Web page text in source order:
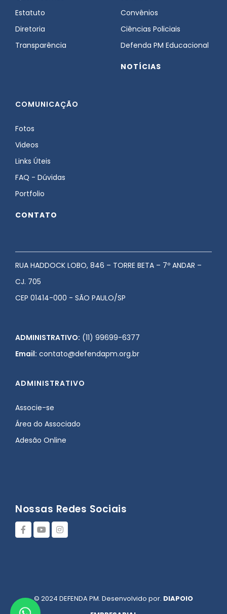
Estatuto
Diretoria
Transparência
Convênios
Ciências Policiais
Defenda PM Educacional
NOTÍCIAS
COMUNICAÇÃO
Fotos
Videos
Links Úteis
FAQ - Dúvidas
Portfolio
CONTATO
RUA HADDOCK LOBO, 846 – TORRE BETA – 7º ANDAR –
CJ. 705
CEP 01414-000 - SÃO PAULO/SP
ADMINISTRATIVO: (11) 99699-6377
Email: contato@defendapm.org.br
ADMINISTRATIVO
Associe-se
Área do Associado
Adesão Online
Nossas Redes Sociais
© 2024 DEFENDA PM. Desenvolvido por. DIAPOIO